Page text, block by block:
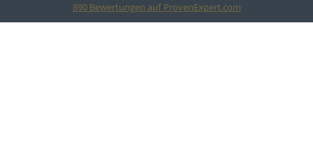
890Bewertungen auf ProvenExpert.com